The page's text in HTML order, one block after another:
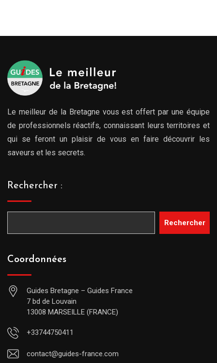
Le meilleur de la Bretagne vous est offert par une équipe
de professionnels réactifs, connaissant leurs territoires et
qui se feront un plaisir de vous en faire découvrir les
saveurs et les secrets.
Rechercher :
Rechercher
Coordonnées
Guides Bretagne – Guides France
7 bd de Louvain
13008 MARSEILLE (FRANCE)
+33744750411
contact@guides-france.com